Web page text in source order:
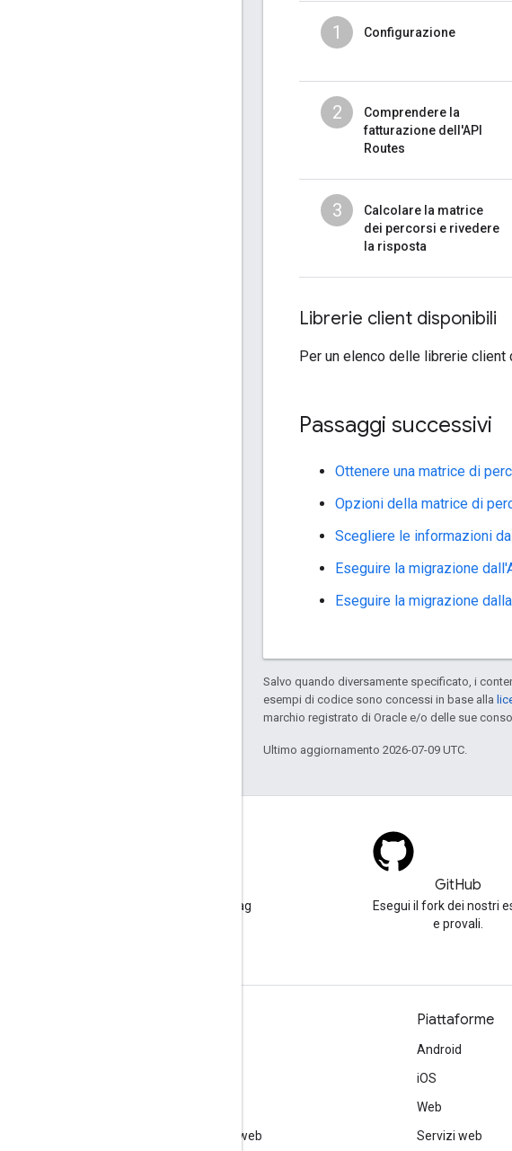
1 Configurazione
2
Comprendere la
fatturazione dell'API
Routes
3
Calcolare la matrice
dei percorsi e rivedere
la risposta
Librerie client disponibili
Per un elenco delle librerie
Passaggi successivi
Ottenere una matrice di
Opzioni della matrice di
Scegliere le informazioni
Eseguire la migrazione
Eseguire la migrazione
Salvo quando diversamente specificato, i
esempi di codice sono concessi in base alla
marchio registrato di Oracle e/o delle sue
Ultimo aggiornamento 2026-07-09 UTC.
Poni una domanda sotto il tag
GitHub
Esegui il fork dei nostri
e provali.
Ottimizzazione dell'utilizzo dei servizi web
Piattaforme
Android
iOS
Web
Servizi web